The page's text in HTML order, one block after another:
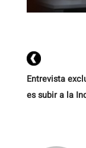
Entrevista
es subir a la